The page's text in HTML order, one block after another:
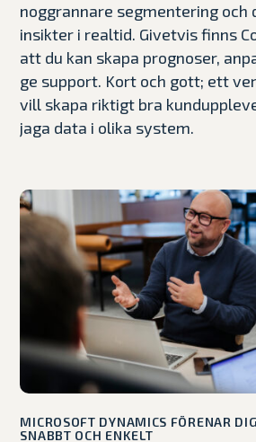
noggrannare segmentering och
insikter i realtid. Givetvis finns
att du kan skapa prognoser,
ge support. Kort och gott; ett
vill skapa riktigt bra
jaga data i olika system.
MICROSOFT DYNAMICS FÖRENAR
SNABBT OCH ENKELT